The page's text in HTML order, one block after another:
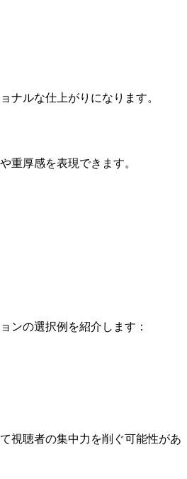
ナルな仕上がりになります。
重厚感を表現できます。
ンの選択例を紹介します：
視聴者の集中力を削ぐ可能性があ